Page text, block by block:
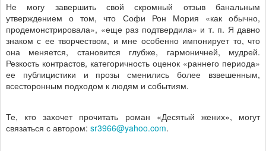
Не могу завершить свой скромный отзыв банальным
утверждением о том, что Софи Рон Мория «как обычно,
продемонстрировала», «еще раз подтвердила» и т. п. Я давно
знаком с ее творчеством, и мне особенно импонирует то, что
она меняется, становится глубже, гармоничней, мудрей.
Резкость контрастов, категоричность оценок «раннего периода»
ее публицистики и прозы сменились более взвешенным,
всесторонным подходом к людям и событиям.
Те, кто захочет прочитать роман «Десятый жених», могут
связаться с автором: sr3966@yahoo.com.